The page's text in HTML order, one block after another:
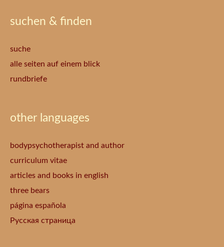
suchen & finden
suche
alle seiten auf einem blick
rundbriefe
other languages
bodypsychotherapist and author
curriculum vitae
articles and books in english
three bears
página española
Русская страница